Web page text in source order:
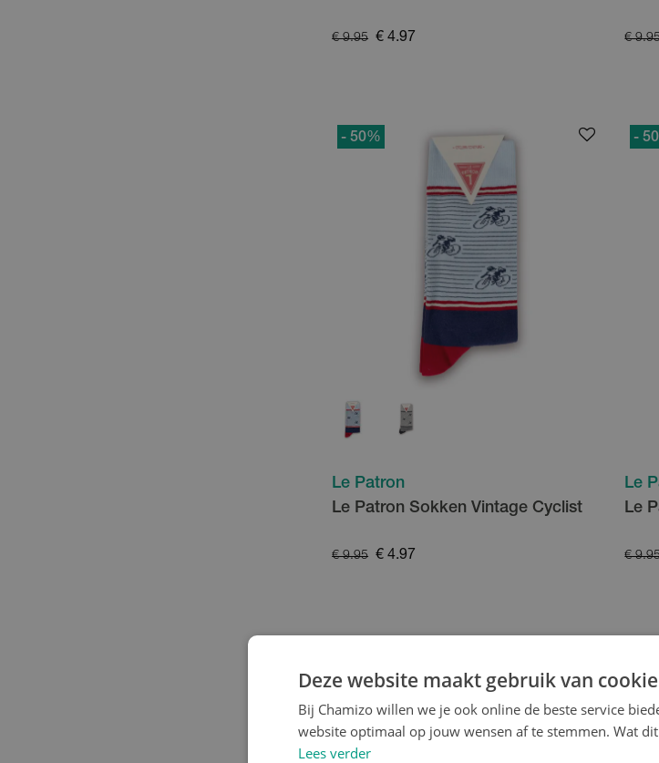
€ 9.95 € 4.97 €
- 50%
Le Patron
Le Patron Sokken Vintage Cyclist
€ 9.95 € 4.97
- 50
Le
Le
€
Deze website maakt gebruik van
Bij Chamizo willen we je ook online de beste service
website optimaal op jouw wensen af te stemmen. Wat
Lees verder